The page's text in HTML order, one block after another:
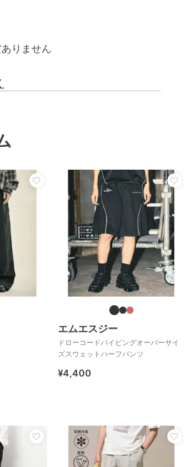
りません
エムエスジー
ドローコードパイピングオーバーサイ
ズスウェットハーフパンツ
¥4,400